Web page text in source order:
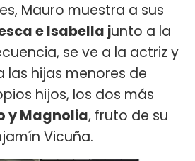
Mauro muestra a sus
e Isabella junto a la
se ve a la actriz y
hijas menores de
hijos, los dos más
y Magnolia, fruto de su
Vicuña.